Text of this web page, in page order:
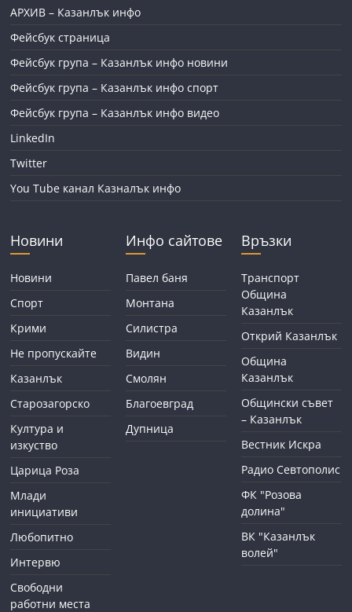
АРХИВ – Казанлък инфо
Фейсбук страница
Фейсбук група – Казанлък инфо новини
Фейсбук група – Казанлък инфо спорт
Фейсбук група – Казанлък инфо видео
LinkedIn
Twitter
You Tube канал Казналък инфо
Новини
Новини
Спорт
Крими
Не пропускайте
Казанлък
Старозагорско
Култура и
изкуство
Царица Роза
Млади
инициативи
Любопитно
Интервю
Свободни
работни места
Инфо сайтове
Павел баня
Монтана
Силистра
Видин
Смолян
Благоевград
Дупница
Връзки
Транспорт
Община
Казанлък
Открий Казанлък
Община
Казанлък
Общински съвет
– Казанлък
Вестник Искра
Радио Севтополис
ФК "Розова
долина"
ВК "Казанлък
волей"